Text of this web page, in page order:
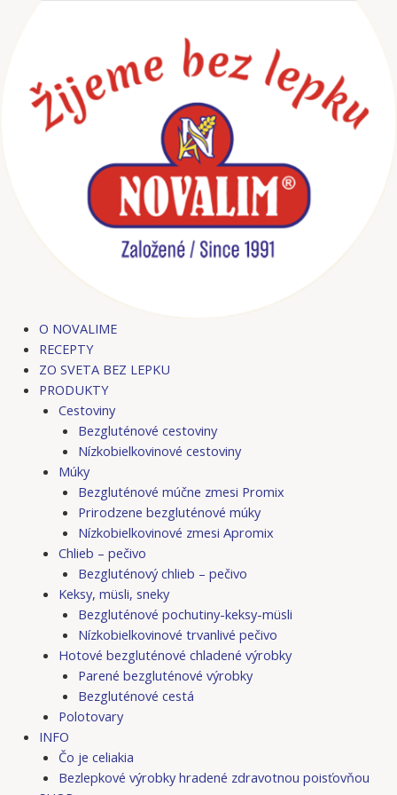
O NOVALIME
RECEPTY
ZO SVETA BEZ LEPKU
PRODUKTY
Cestoviny
Bezgluténové cestoviny
Nízkobielkovinové cestoviny
Múky
Bezgluténové múčne zmesi Promix
Prirodzene bezgluténové múky
Nízkobielkovinové zmesi Apromix
Chlieb – pečivo
Bezgluténový chlieb – pečivo
Keksy, müsli, sneky
Bezgluténové pochutiny-keksy-müsli
Nízkobielkovinové trvanlivé pečivo
Hotové bezgluténové chladené výrobky
Parené bezgluténové výrobky
Bezgluténové cestá
Polotovary
INFO
Čo je celiakia
Bezlepkové výrobky hradené zdravotnou poisťovňou